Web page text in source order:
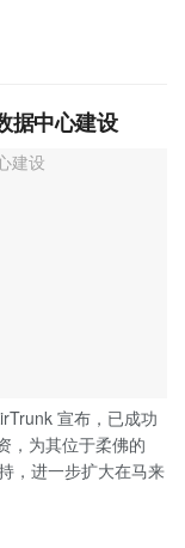
据中心建设
宣布，已成功
，为其位于柔佛的
，进一步扩大在马来